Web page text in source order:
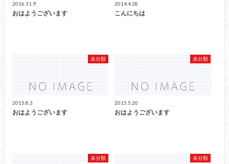
2016.11.9
おはようございます
2014.4.28
こんにちは
未分類
2015.8.3
おはようございます
未分類
2015.5.20
おはようございます
未分類 未分類